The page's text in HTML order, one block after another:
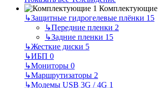
Комплектующие
↳Защитные гидрогелевые плёнки 15
↳Передние пленки 2
↳Задние пленки 15
↳Жесткие диски 5
↳ИБП 0
↳Мониторы 0
↳Маршрутизаторы 2
↳Модемы USB 3G / 4G 1